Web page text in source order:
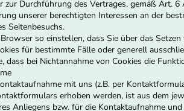
zur Durchführung des Vertrages, gemäß Art.
unserer berechtigten Interessen an der
Seitenbesuchs.
so einstellen, dass Sie über das
für bestimmte Fälle oder generell
dass bei Nichtannahme von Cookies die
mit uns (z.B. per
erhoben werden, ist aus dem
Anliegens bzw. für die Kontaktaufnahme